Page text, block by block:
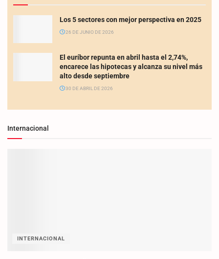
Los 5 sectores con mejor perspectiva en 2025
26 DE JUNIO DE 2026
El euríbor repunta en abril hasta el 2,74%,
encarece las hipotecas y alcanza su nivel más
alto desde septiembre
30 DE ABRIL DE 2026
Internacional
INTERNACIONAL